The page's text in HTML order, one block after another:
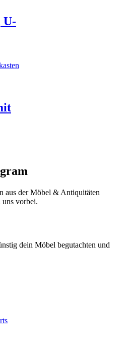
U-
aus der Möbel & Antiquitäten
uns vorbei.
dein Möbel begutachten und